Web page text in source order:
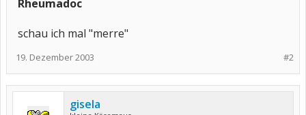
Rheumadoc
schau ich mal "merre"
#2
19. Dezember 2003
gisela